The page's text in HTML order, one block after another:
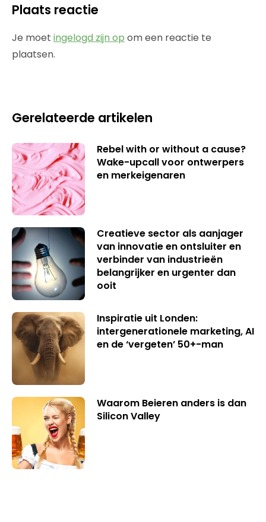
Plaats reactie
Je moet ingelogd zijn op om een reactie te
plaatsen.
Gerelateerde artikelen
Rebel with or without a cause?
Wake-upcall voor ontwerpers
en merkeigenaren
Creatieve sector als aanjager
van innovatie en ontsluiter en
verbinder van industrieën
belangrijker en urgenter dan
ooit
Inspiratie uit Londen:
intergenerationele marketing, AI
en de ‘vergeten’ 50+-man
Waarom Beieren anders is dan
Silicon Valley